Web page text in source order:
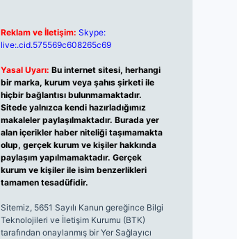
Reklam ve İletişim: Skype:
live:.cid.575569c608265c69
Yasal Uyarı: Bu internet sitesi, herhangi
bir marka, kurum veya şahıs şirketi ile
hiçbir bağlantısı bulunmamaktadır.
Sitede yalnızca kendi hazırladığımız
makaleler paylaşılmaktadır. Burada yer
alan içerikler haber niteliği taşımamakta
olup, gerçek kurum ve kişiler hakkında
paylaşım yapılmamaktadır. Gerçek
kurum ve kişiler ile isim benzerlikleri
tamamen tesadüfidir.
Sitemiz, 5651 Sayılı Kanun gereğince Bilgi
Teknolojileri ve İletişim Kurumu (BTK)
tarafından onaylanmış bir Yer Sağlayıcı